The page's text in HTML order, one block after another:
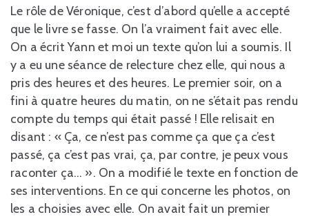
Le rôle de Véronique, c’est d’abord qu’elle a accepté
que le livre se fasse. On l’a vraiment fait avec elle.
On a écrit Yann et moi un texte qu’on lui a soumis. Il
y a eu une séance de relecture chez elle, qui nous a
pris des heures et des heures. Le premier soir, on a
fini à quatre heures du matin, on ne s’était pas rendu
compte du temps qui était passé ! Elle relisait en
disant : « Ça, ce n’est pas comme ça que ça c’est
passé, ça c’est pas vrai, ça, par contre, je peux vous
raconter ça… ». On a modifié le texte en fonction de
ses interventions. En ce qui concerne les photos, on
les a choisies avec elle. On avait fait un premier